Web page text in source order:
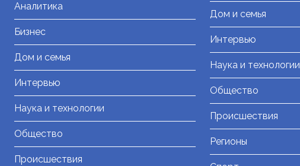
Аналитика
Бизнес
Дом и семья
Интервью
Наука и технологии
Общество
Происшествия
Дом и семья
Интервью
Наука и технологии
Общество
Происшествия
Регионы